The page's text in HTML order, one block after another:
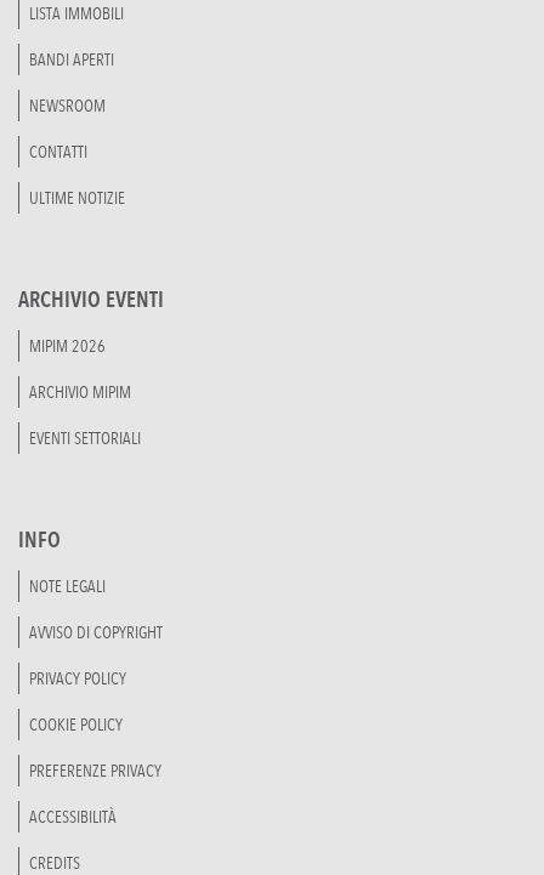
LISTA IMMOBILI
BANDI APERTI
NEWSROOM
CONTATTI
ULTIME NOTIZIE
ARCHIVIO EVENTI
MIPIM 2026
ARCHIVIO MIPIM
EVENTI SETTORIALI
INFO
NOTE LEGALI
AVVISO DI COPYRIGHT
PRIVACY POLICY
COOKIE POLICY
PREFERENZE PRIVACY
ACCESSIBILITÀ
CREDITS